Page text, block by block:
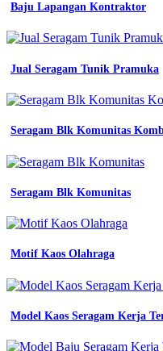
Batik
Kombinasi
Kerja
Biru
Dongker
seragam
kerja
baju
kerja
mekanik
size
jual
wanita
warna
olahraga
Baju Lapangan Kontraktor
Jual Seragam Tunik Pramuka
Seragam Blk Komunitas
Seragam Blk Komunitas
Motif Kaos Olahraga
Model Kaos Seragam Kerja